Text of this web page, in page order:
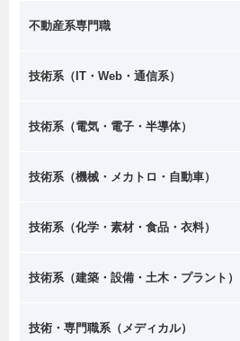
不動産系専門職
技術系（IT・Web・通信系）
技術系（電気・電子・半導体）
技術系（機械・メカトロ・自動車）
技術系（化学・素材・食品・衣料）
技術系（建築・設備・土木・プラント）
技術・専門職系（メディカル）